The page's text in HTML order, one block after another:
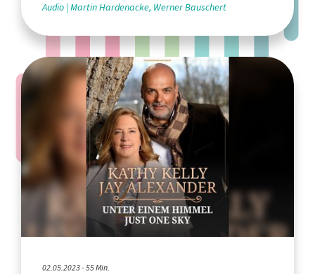
Audio Martin Hardenacke, Werner Bauschert
02.05.2023 - 55 Min.